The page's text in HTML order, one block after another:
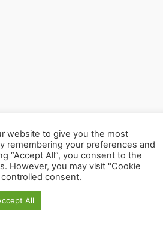
2501.eu Gute Filme |
website to give you the most
remembering your preferences and
“Accept All”, you consent to the
However, you may visit "Cookie
consent.
All